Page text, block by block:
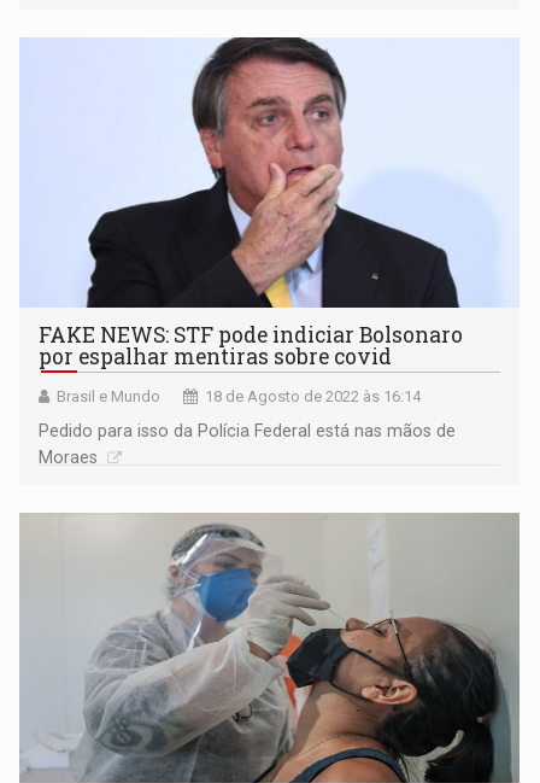
FAKE NEWS: STF pode indiciar Bolsonaro
por espalhar mentiras sobre covid
Brasil e Mundo 18 de Agosto de 2022 às 16:14
Pedido para isso da Polícia Federal está nas mãos de
Moraes